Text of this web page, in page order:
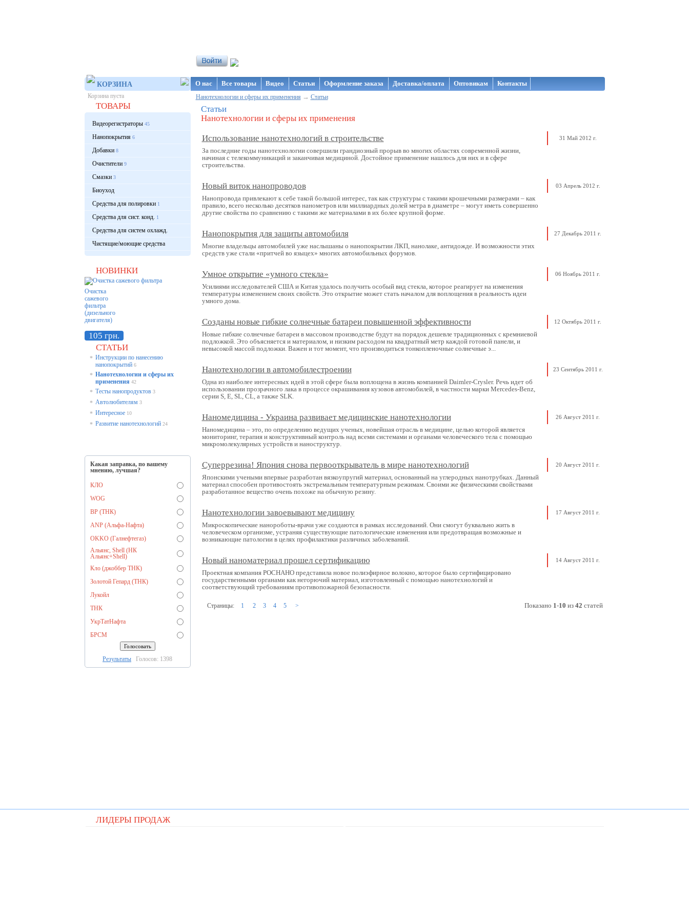
КОРЗИНА
Корзина пуста
ТОВАРЫ
Видеорегистраторы45
Нанопокрытия6
Добавки8
Очистители9
Смазки3
Биоуход
Средства для полировки1
Средства для сист. конд. 1
Средства для систем охлажд.
Чистящие/моющие средства
НОВИНКИ
Очистка
сажевого
фильтра
(дизельного
двигателя)
105 грн.
СТАТЬИ
* Инструкции по нанесению
нанопокрытий 6
* Нанотехнологии и сферы их
применения 42
* Тесты нанопродуктов 3
* Автолюбителям 3
* Интересное 10
* Развитие нанотехнологий 24
Какая заправка, по вашему
мнению, лучшая?
КЛО
WOG
BP (ТНК)
ANP (Альфа-Нафта)
OKKO (Галнефтегаз)
Альянс, Shell (НК
Альянс+Shell)
Кло (джоббер ТНК)
Золотой Гепард (ТНК)
Лукойл
ТНК
УкрТатНафта
БРСМ
Результаты Голосов: 1398
О нас Все товары Видео Статьи Оформление заказа Доставка/оплата Оптовикам Контакты
Нанотехнологии и сферы их применения → Статьи
Статьи
Нанотехнологии и сферы их применения
Использование нанотехнологий в строительстве 31 Май 2012 г.
За последние годы нанотехнологии совершили грандиозный прорыв во многих областях современной жизни,
начиная с телекоммуникаций и заканчивая медициной. Достойное применение нашлось для них и в сфере
строительства.
Новый виток нанопроводов 03 Апрель 2012 г.
Нанопровода привлекают к себе такой большой интерес, так как структуры с такими крошечными размерами – как
правило, всего несколько десятков нанометров или миллиардных долей метра в диаметре – могут иметь совершенно
другие свойства по сравнению с такими же материалами в их более крупной форме.
Нанопокрытия для защиты автомобиля 27 Декабрь 2011 г.
Многие владельцы автомобилей уже наслышаны о нанопокрытии ЛКП, нанолаке, антидожде. И возможности этих
средств уже стали «притчей во языцех» многих автомобильных форумов.
Умное открытие «умного стекла» 06 Ноябрь 2011 г.
Усилиями исследователей США и Китая удалось получить особый вид стекла, которое реагирует на изменения
температуры изменением своих свойств. Это открытие может стать началом для воплощения в реальность идеи
умного дома.
Созданы новые гибкие солнечные батареи повышенной эффективности 12 Октябрь 2011 г.
Новые гибкие солнечные батареи в массовом производстве будут на порядок дешевле традиционных с кремниевой
подложкой. Это объясняется и материалом, и низким расходом на квадратный метр каждой готовой панели, и
невысокой массой подложки. Важен и тот момент, что производиться тонкопленочные солнечные э...
Нанотехнологии в автомобилестроении 23 Сентябрь 2011 г.
Одна из наиболее интересных идей в этой сфере была воплощена в жизнь компанией Daimler-Crysler. Речь идет об
использовании прозрачного лака в процессе окрашивания кузовов автомобилей, в частности марки Mercedes-Benz,
серии S, E, SL, CL, а также SLK.
Наномедицина - Украина развивает медицинские нанотехнологии 26 Август 2011 г.
Наномедицина – это, по определению ведущих ученых, новейшая отрасль в медицине, целью которой является
мониторинг, терапия и конструктивный контроль над всеми системами и органами человеческого тела с помощью
микромолекулярных устройств и наноструктур.
Суперрезина! Япония снова первооткрыватель в мире нанотехнологий 20 Август 2011 г.
Японскими учеными впервые разработан вязкоупругий материал, основанный на углеродных нанотрубках. Данный
материал способен противостоять экстремальным температурным режимам. Своими же физическими свойствами
разработанное вещество очень похоже на обычную резину.
Нанотехнологии завоевывают медицину 17 Август 2011 г.
Микроскопические нанороботы-врачи уже создаются в рамках исследований. Они смогут буквально жить в
человеческом организме, устраняя существующие патологические изменения или предотвращая возможные и
возникающие патологии в целях профилактики различных заболеваний.
Новый наноматериал прошел сертификацию 14 Август 2011 г.
Проектная компания РОСНАНО представила новое полиэфирное волокно, которое было сертифицировано
государственными органами как негорючий материал, изготовленный с помощью нанотехнологий и
соответствующий требованиям противопожарной безопасности.
Страницы: 1 2 3 4 5 > Показано 1-10 из 42 статей
ЛИДЕРЫ ПРОДАЖ